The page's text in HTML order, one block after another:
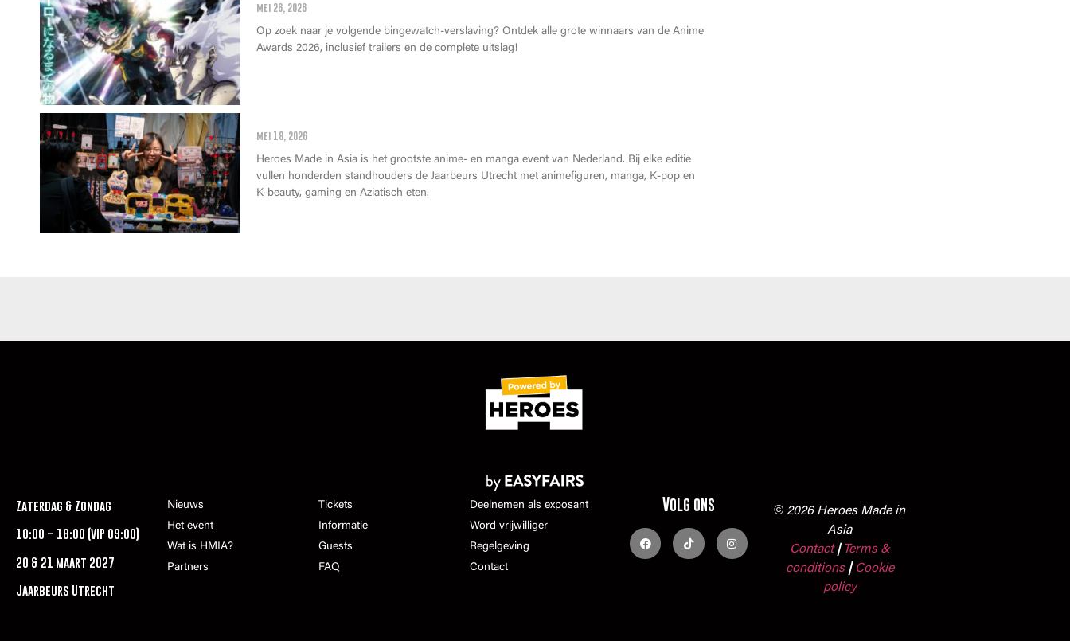
mei 26, 2026
Op zoek naar je volgende bingewatch-verslaving? Ontdek alle grote winnaars van de Anime
Awards 2026, inclusief trailers en de complete uitslag!
mei 18, 2026
Heroes Made in Asia is het grootste anime- en manga event van Nederland. Bij elke editie
vullen honderden standhouders de Jaarbeurs Utrecht met animefiguren, manga, K-pop en
K-beauty, gaming en Aziatisch eten.
Zaterdag & Zondag
10:00 – 18:00 (VIP 09:00)
20 & 21 maart 2027
Jaarbeurs Utrecht
Nieuws
Het event
Wat is HMIA?
Partners
Tickets
Informatie
Guests
FAQ
Deelnemen als exposant
Word vrijwilliger
Regelgeving
Contact
Volg ons
© 2026 Heroes Made in
Asia
Contact | Terms &
conditions | Cookie
policy